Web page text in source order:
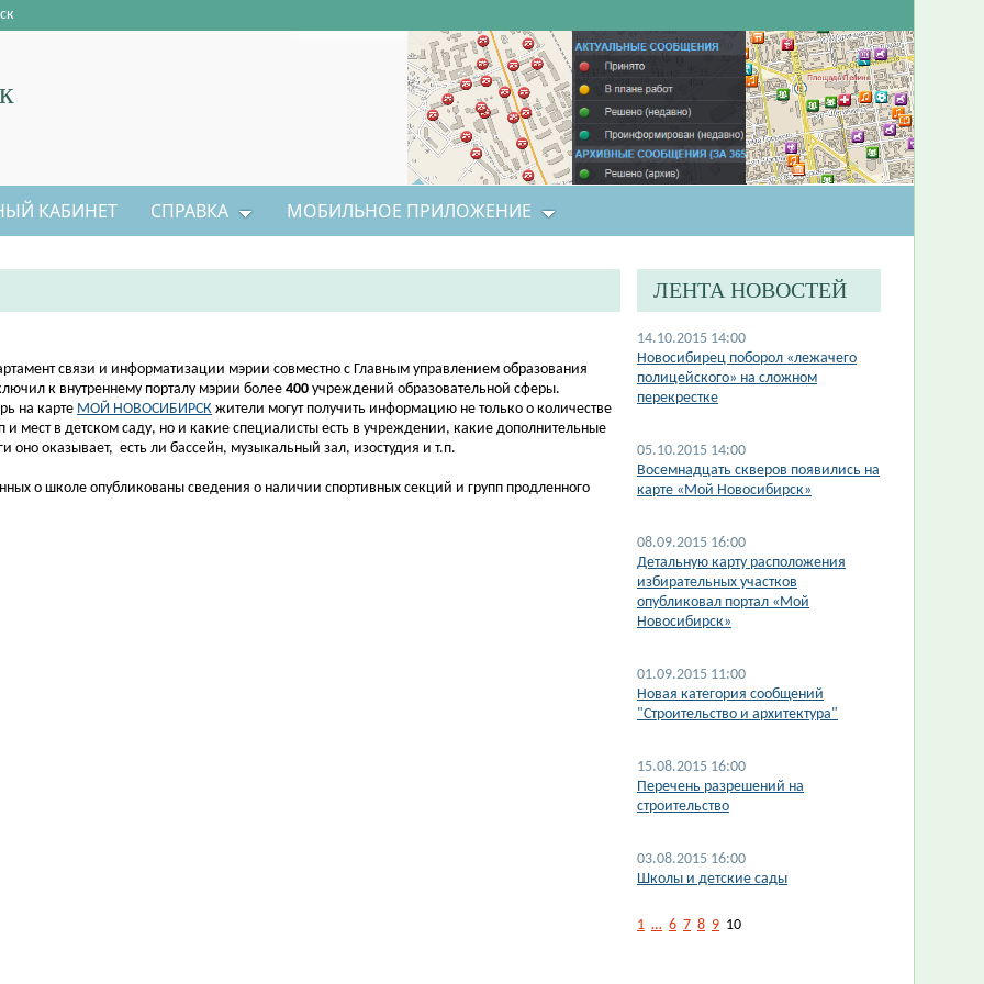
КАБИНЕТ СПРАВКА МОБИЛЬНОЕ ПРИЛОЖЕНИЕ
связи и информатизации мэрии совместно с Главным управлением образования
к внутреннему порталу мэрии более 400 учреждений образовательной сферы.
на карте МОЙ НОВОСИБИРСК жители могут получить информацию не только о количестве
и мест в детском саду, но и какие специалисты есть в учреждении, какие дополнительные
оно оказывает, есть ли бассейн, музыкальный зал, изостудия и т.п.
о школе опубликованы сведения о наличии спортивных секций и групп продленного
ЛЕНТА НОВОСТЕЙ
14.10.2015 14:00
Новосибирец поборол «лежачего
полицейского» на сложном
перекрестке
05.10.2015 14:00
Восемнадцать скверов появились на
карте «Мой Новосибирск»
08.09.2015 16:00
Детальную карту расположения
избирательных участков
опубликовал портал «Мой
Новосибирск»
01.09.2015 11:00
Новая категория сообщений
"Строительство и архитектура"
15.08.2015 16:00
Перечень разрешений на
строительство
03.08.2015 16:00
Школы и детские сады
1 … 6 7 8 9 10